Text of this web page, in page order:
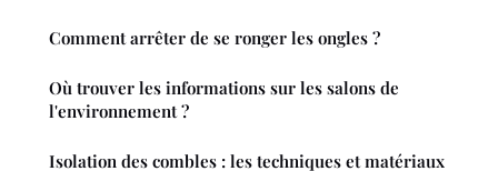
Comment arrêter de se ronger les ongles ?
Où trouver les informations sur les salons de
l'environnement ?
Isolation des combles : les techniques et matériaux